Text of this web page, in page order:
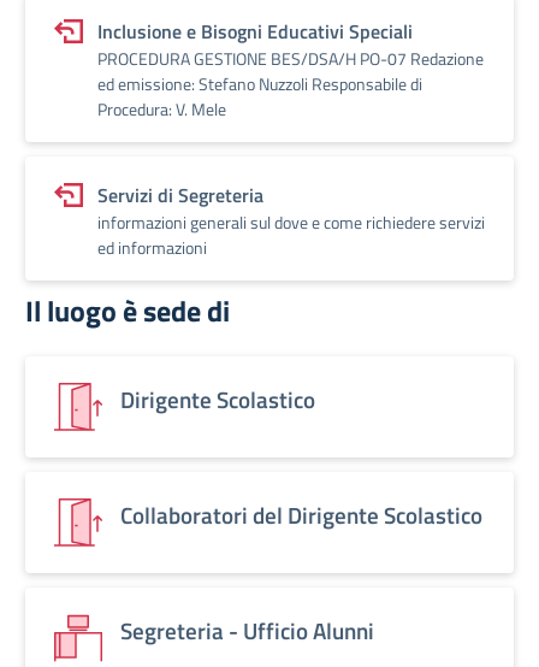
Inclusione e Bisogni Educativi Speciali
PROCEDURA GESTIONE BES/DSA/H PO-07 Redazione
ed emissione: Stefano Nuzzoli Responsabile di
Procedura: V. Mele
Servizi di Segreteria
informazioni generali sul dove e come richiedere servizi
ed informazioni
Il luogo è sede di
Dirigente Scolastico
Collaboratori del Dirigente Scolastico
Segreteria - Ufficio Alunni